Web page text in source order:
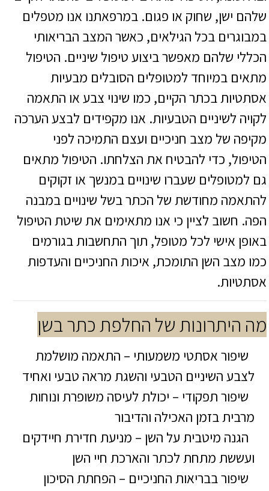
שלהם ישן, שחוק או פגום. במרפאתנו אנו מטפלים
במבוגרים בכל הגילאים, כאשר המצב הבריאותי
הכללי שלהם מאפשר ביצוע טיפול שיניים. הטיפול
מתאים במיוחד למטופלים הסובלים מבעיות
אסתטיות בכתר הקיים, כמו שינוי צבע או התאמה
לקויה לשיניים הטבעיות. אנו מקפידים לבצע הערכה
מקיפה של מצב חניכיים ועצם התמיכה לפני
הטיפול, כדי להבטיח את הצלחתו. הטיפול מתאים
גם למטופלים שעברו שינויים במנשך או זקוקים
להתאמה מחודשת של הכתר בשל שינויים במבנה
הפה. חשוב לציין כי אנו מתאימים את שיטת הטיפול
באופן אישי לכל מטופל, תוך התחשבות בגורמים
כמו מצב השן התומכת, איכות החניכיים והעדפות
אסתטיות.
מה היתרונות של החלפת כתר בשן
שיפור אסתטי משמעותי – התאמה מושלמת
לצבע השיניים הטבעי והשגת מראה טבעי ואחיד
שיפור תפקודי – יכולת לעיסה משופרת ונוחות
מרבית בזמן האכילה והדיבור
הגנה מיטבית על השן – מניעת חדירת חיידקים
ועששת מתחת לכתר והארכת חיי השן
שיפור בבריאות החניכיים – הפחתת הסיכון